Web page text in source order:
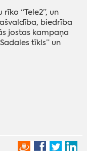
“Tele2”, un
biedrība
jostas kampaņa
tīkls” un